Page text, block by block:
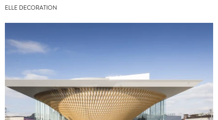
ELLE DECORATION